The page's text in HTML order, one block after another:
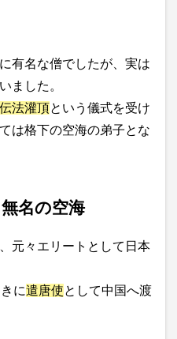
有名な僧でしたが、実は
ました。
伝法灌頂 という儀式を受け
は格下の空海の弟子とな
名の空海
元々エリートとして日本
に遣唐使として中国へ渡